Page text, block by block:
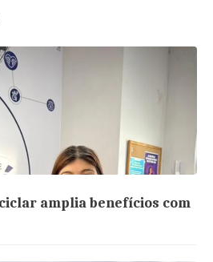
amplia benefícios com